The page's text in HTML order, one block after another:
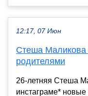
12:17, 07 Июн
Стеша Маликова
родителями
26-летняя Стеша
инстаграме*